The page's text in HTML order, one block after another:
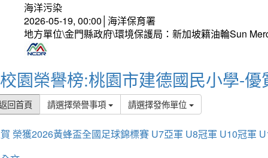
海洋污染
2026-05-19, 00:00│海洋保育署
地方單位\金門縣政府\環境保護局：新加坡籍油輪Sun
校園榮譽榜:桃園市建德國民小學-優
回首頁 請選擇榮譽事項 請選擇發佈單位
榮獲2026黃蜂盃全國足球錦標賽 U7亞軍 U8冠軍 U10冠軍